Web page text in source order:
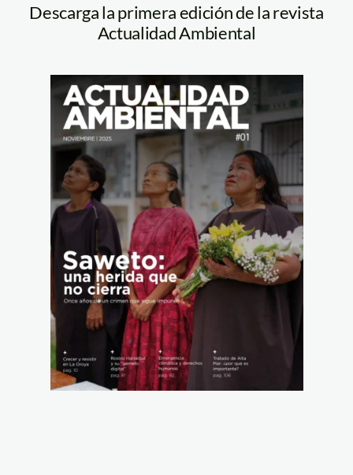
Descarga la primera edición de la revista
Actualidad Ambiental